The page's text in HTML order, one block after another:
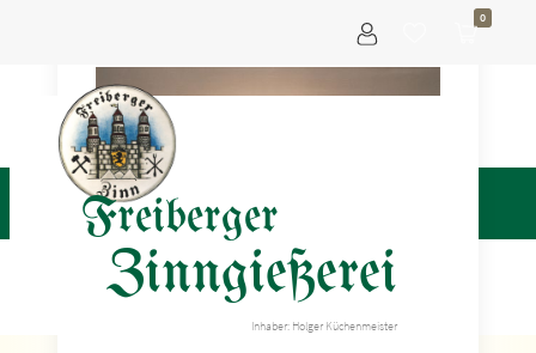
Freiberger
Zinngießerei
Inhaber: Holger Küchenmeister
0
ca. 80 x 50 cm